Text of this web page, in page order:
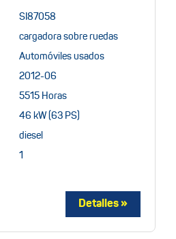
SI87058
cargadora sobre ruedas
Automóviles usados
2012-06
5515 Horas
46 kW (63 PS)
diesel
1